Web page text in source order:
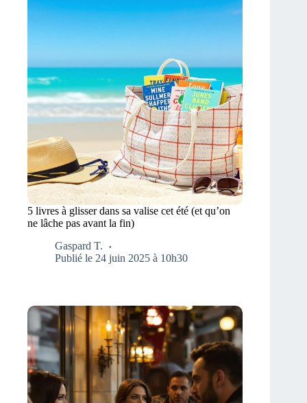
5 livres à glisser dans sa valise cet été (et qu’on
ne lâche pas avant la fin)
Gaspard T.
Publié le 24 juin 2025 à 10h30